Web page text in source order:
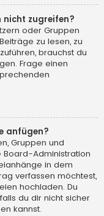
nicht zugreifen?
oder Gruppen
zu lesen, zu
brauchst du
Frage einen
anfügen?
Gruppen und
Board-Administration
in dem
verfassen möchtest,
hochladen. Du
du dir nicht sicher
kannst.